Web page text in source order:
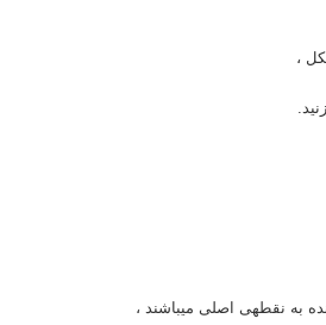
،
به نقطهی اصلی میباشند ،